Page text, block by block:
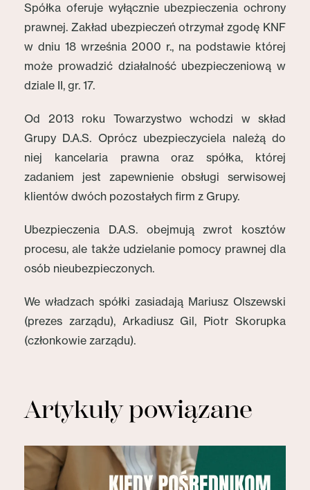
Spółka oferuje wyłącznie ubezpieczenia ochrony
prawnej. Zakład ubezpieczeń otrzymał zgodę KNF
w dniu 18 września 2000 r., na podstawie której
może prowadzić działalność ubezpieczeniową w
dziale II, gr. 17.
Od 2013 roku Towarzystwo wchodzi w skład
Grupy D.A.S. Oprócz ubezpieczyciela należą do
niej kancelaria prawna oraz spółka, której
zadaniem jest zapewnienie obsługi serwisowej
klientów dwóch pozostałych firm z Grupy.
Ubezpieczenia D.A.S. obejmują zwrot kosztów
procesu, ale także udzielanie pomocy prawnej dla
osób nieubezpieczonych.
We władzach spółki zasiadają Mariusz Olszewski
(prezes zarządu), Arkadiusz Gil, Piotr Skorupka
(członkowie zarządu).
Artykuły powiązane